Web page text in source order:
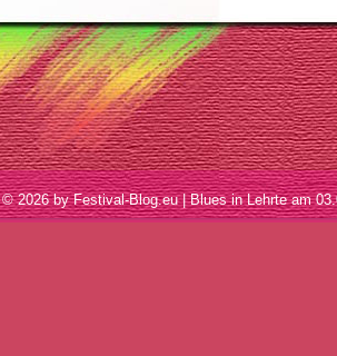
© 2026 by Festival-Blog.eu | Blues in Lehrte am